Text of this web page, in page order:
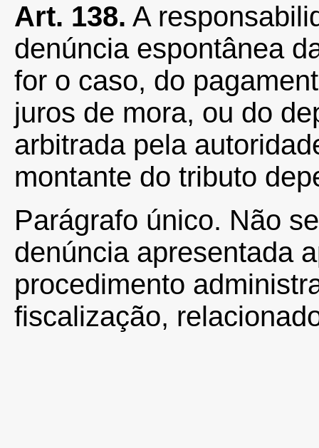
Art. 138. A
denúncia espontânea
for o caso, do
juros de mora, ou do
arbitrada pela
montante do tributo
Parágrafo único. Não
denúncia apresentada
procedimento
fiscalização,